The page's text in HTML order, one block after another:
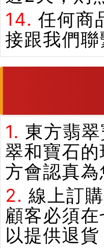
14. 任何商
接跟我們
1. 東方翡
翠和寶石
方會認真為
2. 線上訂
顧客必須
以提供退